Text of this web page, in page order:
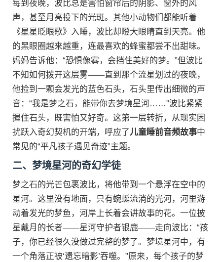
每到夜晚，波比总是害怕窗帘后的阴影、窗外的风
声，甚至月亮投下的光斑。其他小动物们都能听着
《星星眨眼歌》入睡，波比却瞪大眼睛直到天亮。他
的黑眼圈越来越重，连最喜欢的蜂蜜都尝不出甜味。
妈妈告诉他：“恐惧像雾，会挡住美好的梦。”但波比
不知如何拨开这层雾——直到那个流星划过的夜晚，
他捡到一颗会发光的蓝色石头，石头里传出细微的声
音：“我是梦之石，能带你去梦境星河……”波比紧紧
握住石头，既害怕又好奇。这第一层转折，从现实困
扰跃入奇幻契机的开端，呼应了儿童睡前音频故事中
常见的“平凡孩子遇见奇迹”主题。
二、梦境星河的奇幻学徒
梦之石的光芒包裹波比，将他带到一个悬浮在空中的
星河。这里没有地面，只有蜿蜒流淌的光河，河里游
动着发光的梦鱼，河岸上长着会讲故事的花。一位披
星戴月的长者——星河守护者银鹿——走向波比：“孩
子，你已经很久没做过完整的梦了。梦境星河中，有
一个角落正被‘遗忘暗影’吞噬。”原来，每个孩子的梦